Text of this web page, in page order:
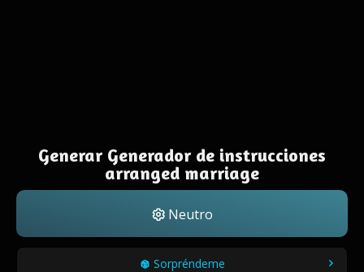
Generar Generador de instrucciones
arranged marriage
Neutro
Sorpréndeme